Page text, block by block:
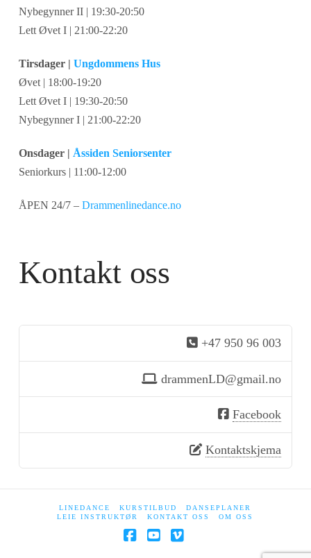
Nybegynner II | 19:30-20:50
Lett Øvet I | 21:00-22:20
Tirsdager | Ungdommens Hus
Øvet | 18:00-19:20
Lett Øvet I | 19:30-20:50
Nybegynner I | 21:00-22:20
Onsdager | Åssiden Seniorsenter
Seniorkurs | 11:00-12:00
ÅPEN 24/7 – Drammenlinedance.no
Kontakt oss
+47 950 96 003
drammenLD@gmail.no
Facebook
Kontaktskjema
LINEDANCE KURSTILBUD
DANSEPLANER
LEIE INSTRUKTØR
KONTAKT OSS OM OSS